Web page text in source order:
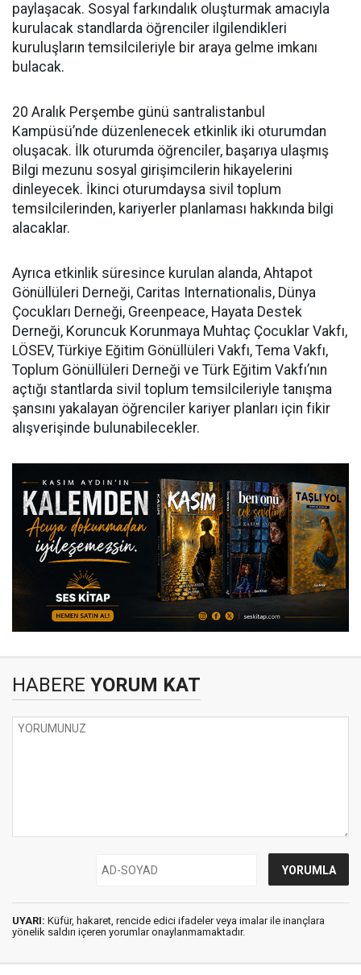
paylaşacak. Sosyal farkındalık oluşturmak amacıyla
kurulacak standlarda öğrenciler ilgilendikleri
kuruluşların temsilcileriyle bir araya gelme imkanı
bulacak.
20 Aralık Perşembe günü santralistanbul
Kampüsü’nde düzenlenecek etkinlik iki oturumdan
oluşacak. İlk oturumda öğrenciler, başarıya ulaşmış
Bilgi mezunu sosyal girişimcilerin hikayelerini
dinleyecek. İkinci oturumdaysa sivil toplum
temsilcilerinden, kariyerler planlaması hakkında bilgi
alacaklar.
Ayrıca etkinlik süresince kurulan alanda, Ahtapot
Gönüllüleri Derneği, Caritas Internationalis, Dünya
Çocukları Derneği, Greenpeace, Hayata Destek
Derneği, Koruncuk Korunmaya Muhtaç Çocuklar Vakfı,
LÖSEV, Türkiye Eğitim Gönüllüleri Vakfı, Tema Vakfı,
Toplum Gönüllüleri Derneği ve Türk Eğitim Vakfı’nın
açtığı stantlarda sivil toplum temsilcileriyle tanışma
şansını yakalayan öğrenciler kariyer planları için fikir
alışverişinde bulunabilecekler.
HABERE YORUM KAT
UYARI: Küfür, hakaret, rencide edici ifadeler veya imalar ile inançlara
yönelik saldırı içeren yorumlar onaylanmamaktadır.